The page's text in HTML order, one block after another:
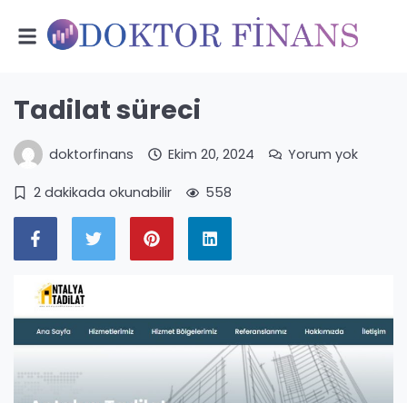
Tadilat süreci
doktorfinans Ekim 20, 2024 Yorum yok
2 dakikada okunabilir 558